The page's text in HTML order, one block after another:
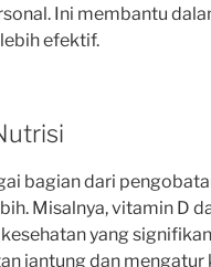
Ini membantu
efektif.
bagian dari
Misalnya, vitamin D
yang
jantung dan mengatur